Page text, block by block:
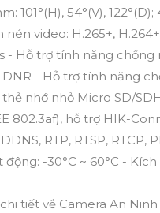
101°(H), 54°(V),
nén video: H.265+,
- Hỗ trợ tính năng
- Hỗ trợ tính năng
nhớ nhỏ Micro SD/
802.3af), hỗ trợ HIK-
RTP, RTSP, RTCP,
động: -30°C ~ 60°C -
tiết về Camera An Ninh